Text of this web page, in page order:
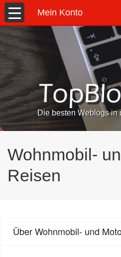
Mein Konto
Die besten Weblogs in
Wohnmobil-
Reisen
Über Wohnmobil- und